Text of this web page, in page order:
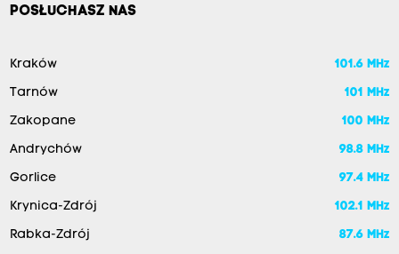
POSŁUCHASZ NAS
Kraków 101.6 MHz
Tarnów 101 MHz
Zakopane 100 MHz
Andrychów 98.8 MHz
Gorlice 97.4 MHz
Krynica-Zdrój 102.1 MHz
Rabka-Zdrój 87.6 MHz